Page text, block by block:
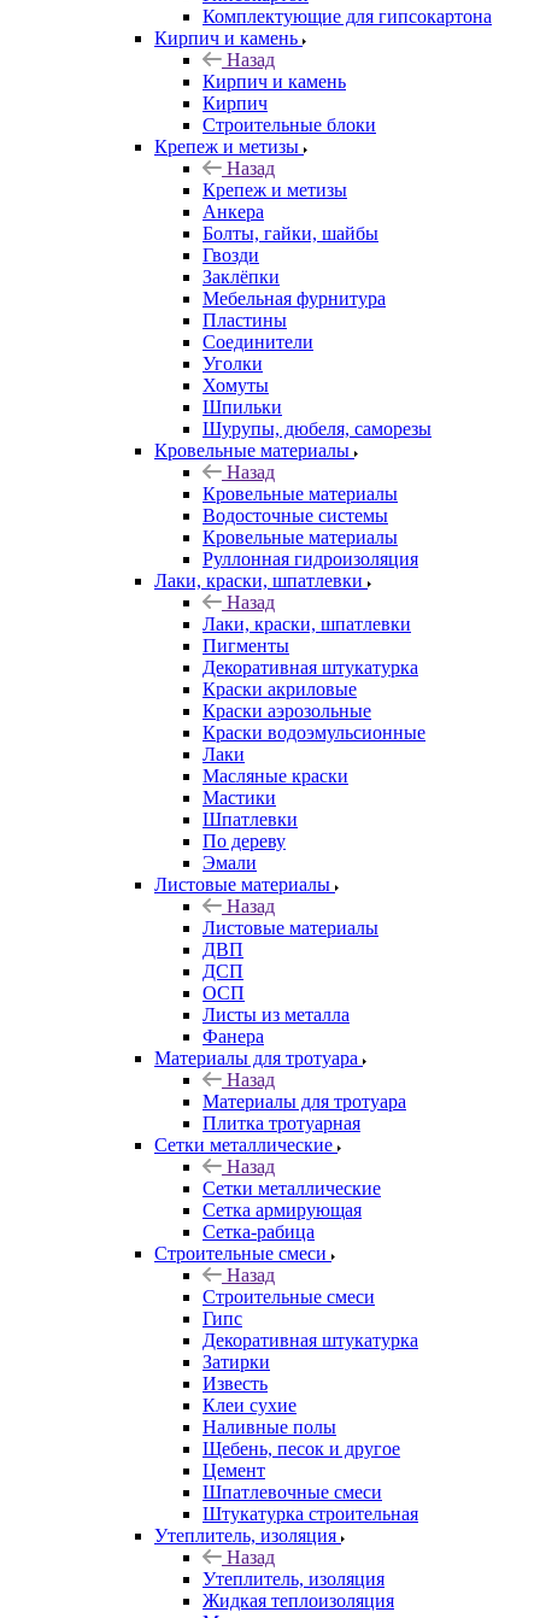
Комплектующие для гипсокартона
Кирпич и камень
Назад
Кирпич и камень
Кирпич
Строительные блоки
Крепеж и метизы
Назад
Крепеж и метизы
Анкера
Болты, гайки, шайбы
Гвозди
Заклёпки
Мебельная фурнитура
Пластины
Соединители
Уголки
Хомуты
Шпильки
Шурупы, дюбеля, саморезы
Кровельные материалы
Назад
Кровельные материалы
Водосточные системы
Кровельные материалы
Руллонная гидроизоляция
Лаки, краски, шпатлевки
Назад
Лаки, краски, шпатлевки
Пигменты
Декоративная штукатурка
Краски акриловые
Краски аэрозольные
Краски водоэмульсионные
Лаки
Масляные краски
Мастики
Шпатлевки
По дереву
Эмали
Листовые материалы
Назад
Листовые материалы
ДВП
ДСП
ОСП
Листы из металла
Фанера
Материалы для тротуара
Назад
Материалы для тротуара
Плитка тротуарная
Сетки металлические
Назад
Сетки металлические
Сетка армирующая
Сетка-рабица
Строительные смеси
Назад
Строительные смеси
Гипс
Декоративная штукатурка
Затирки
Известь
Клеи сухие
Наливные полы
Щебень, песок и другое
Цемент
Шпатлевочные смеси
Штукатурка строительная
Утеплитель, изоляция
Назад
Утеплитель, изоляция
Жидкая теплоизоляция